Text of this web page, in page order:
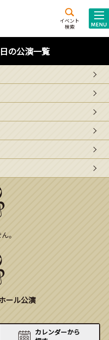
イベント
検索
井
ルの公演一覧
。
ール公演
カレンダーから